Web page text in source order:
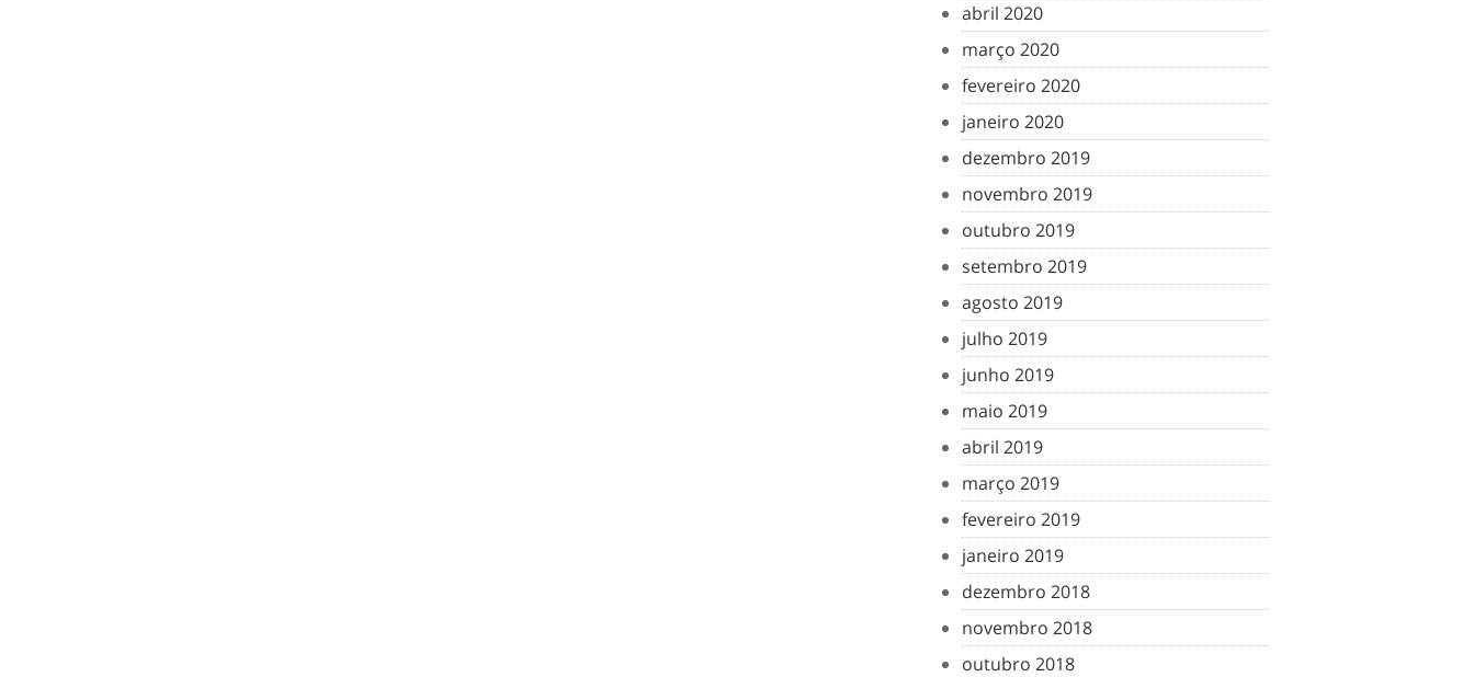
abril 2020
março 2020
fevereiro 2020
janeiro 2020
dezembro 2019
novembro 2019
outubro 2019
setembro 2019
agosto 2019
julho 2019
junho 2019
maio 2019
abril 2019
março 2019
fevereiro 2019
janeiro 2019
dezembro 2018
novembro 2018
outubro 2018